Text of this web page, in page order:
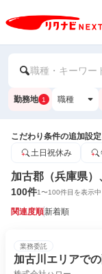
職種・キーワー
勤務地 1 職種
こだわり条件の追加設
土日祝休み
加古郡（兵庫県
100件1〜100件目を表示中
関連度順新着順
業務委託
加古川エリアで